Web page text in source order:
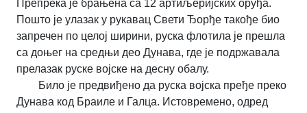
Препрека је брањена са 12 артиљеријских оруђа.
Пошто је улазак у рукавац Свети Ђорђе такође био
запречен по целој ширини, руска флотила је прешла
са доњег на средњи део Дунава, где је подржавала
прелазак руске војске на десну обалу.
Било је предвиђено да руска војска пређе преко
Дунава код Браиле и Галца. Истовремено, одред